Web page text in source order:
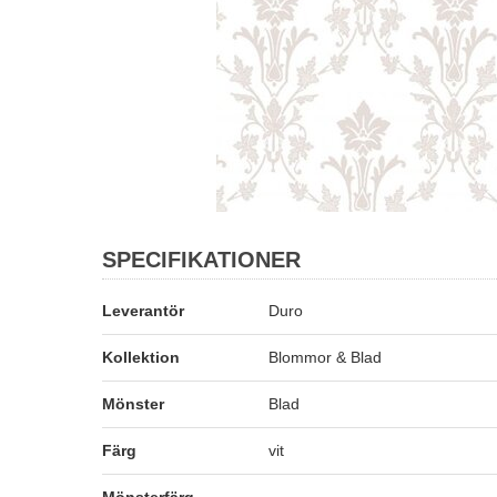
SPECIFIKATIONER
Leverantör Duro
Kollektion Blommor & Blad
Mönster Blad
Färg vit